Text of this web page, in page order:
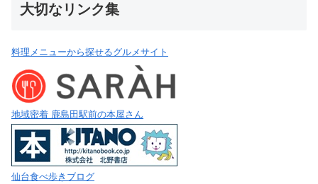
大切なリンク集
料理メニューから探せるグルメサイト
地域密着 鹿島田駅前の本屋さん
仙台食べ歩きブログ